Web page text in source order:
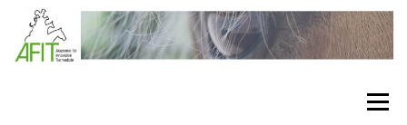
Zum Inhalt springen
Menü